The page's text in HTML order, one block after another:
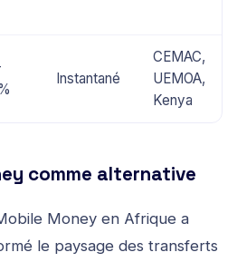
Instantané
CEMAC,
UEMOA,
Kenya
comme alternative
Money en Afrique a
le paysage des transferts